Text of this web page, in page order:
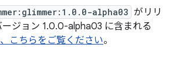
alpha03 がリリ
ジョン 1.0.0-alpha03 に含まれる
こちらをご覧ください。